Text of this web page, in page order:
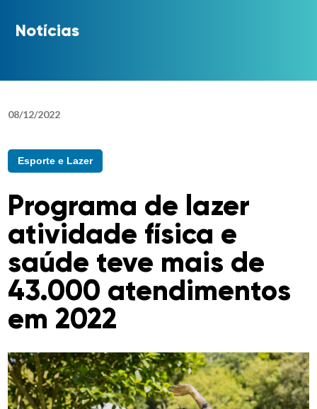
Notícias
08/12/2022
Esporte e Lazer
Programa de lazer
atividade física e
saúde teve mais de
43.000 atendimentos
em 2022